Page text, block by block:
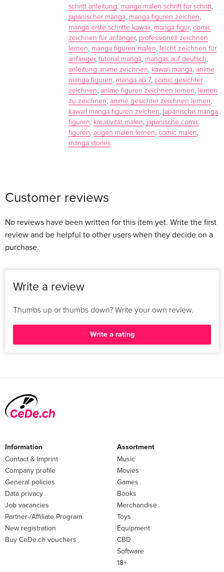
schritt anleitung, manga malen schritt für schritt,
japanischer manga, manga figuren zeichen,
manga erste schritte kawaii, manga figur, comic
zeichnen für anfänger, professionell zeichnen
lernen, manga figuren malen, leicht zeichnen für
anfänger, tutorial manga, mangas auf deutsch,
anleitung anime zeichnen, kawaii manga, anime
manga figuren, manga ab 7, comic gesichter
zeichnen, anime figuren zeichnen lernen, lernen
zu zeichnen, anime gesichter zeichnen lernen,
kawaii manga figuren zeichen, japanische manga
figuren, kreativität malen, japanische comic
figuren, augen malen lernen, comic malen,
manga stories
Customer reviews
No reviews have been written for this item yet. Write the first
review and be helpful to other users when they decide on a
purchase.
Write a review
Thumbs up or thumbs down? Write your own review.
Write a rating
Information
Contact & Imprint
Company profile
General policies
Data privacy
Job vacancies
Partner-/Affiliate Program
New registration
Buy CeDe.ch vouchers
Assortment
Music
Movies
Games
Books
Merchandise
Toys
Equipment
CBD
Software
18+